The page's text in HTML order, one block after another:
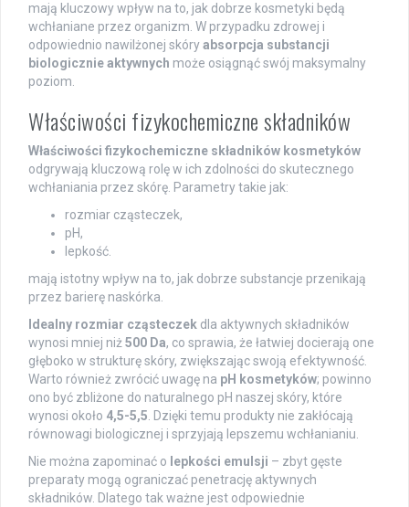
mają kluczowy wpływ na to, jak dobrze kosmetyki będą
wchłaniane przez organizm. W przypadku zdrowej i
odpowiednio nawilżonej skóryabsorpcja substancji
biologicznie aktywnych może osiągnąć swój maksymalny
poziom.
Właściwości fizykochemiczne składników
Właściwości fizykochemiczne składników kosmetyków
odgrywają kluczową rolę w ich zdolności do skutecznego
wchłaniania przez skórę. Parametry takie jak:
rozmiar cząsteczek,
pH,
lepkość.
mają istotny wpływ na to, jak dobrze substancje przenikają
przez barierę naskórka.
Idealny rozmiar cząsteczek dla aktywnych składników
wynosi mniej niż500 Da, co sprawia, że łatwiej docierają one
głęboko w strukturę skóry, zwiększając swoją efektywność.
Warto również zwrócić uwagę na pH kosmetyków; powinno
ono być zbliżone do naturalnego pH naszej skóry, które
wynosi około 4,5-5,5. Dzięki temu produkty nie zakłócają
równowagi biologicznej i sprzyjają lepszemu wchłanianiu.
Nie można zapominać o lepkości emulsji – zbyt gęste
preparaty mogą ograniczać penetrację aktywnych
składników. Dlatego tak ważne jest odpowiednie